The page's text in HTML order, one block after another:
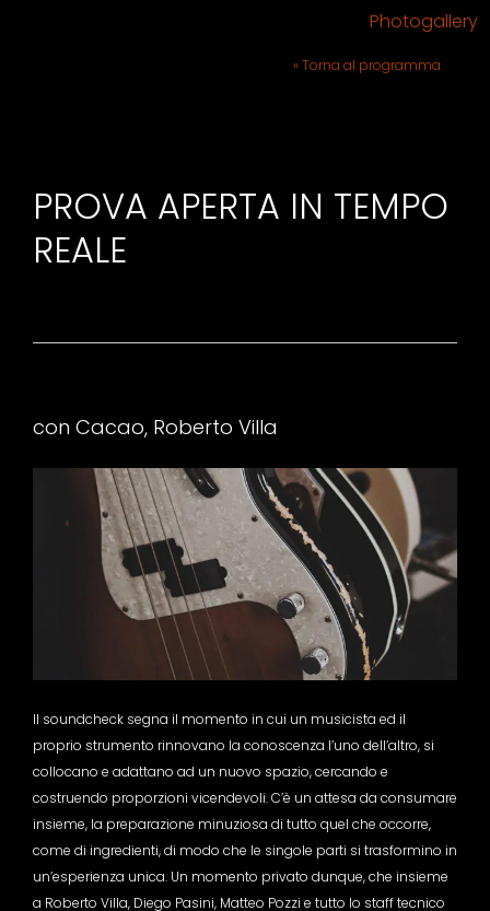
Photogallery
« Torna al programma
PROVA APERTA IN TEMPO
REALE
con Cacao, Roberto Villa
Il soundcheck segna il momento in cui un musicista ed il
proprio strumento rinnovano la conoscenza l’uno dell’altro, si
collocano e adattano ad un nuovo spazio, cercando e
costruendo proporzioni vicendevoli. C’è un attesa da consumare
insieme, la preparazione minuziosa di tutto quel che occorre,
come di ingredienti, di modo che le singole parti si trasformino in
un’esperienza unica. Un momento privato dunque, che insieme
a Roberto Villa, Diego Pasini, Matteo Pozzi e tutto lo staff tecnico